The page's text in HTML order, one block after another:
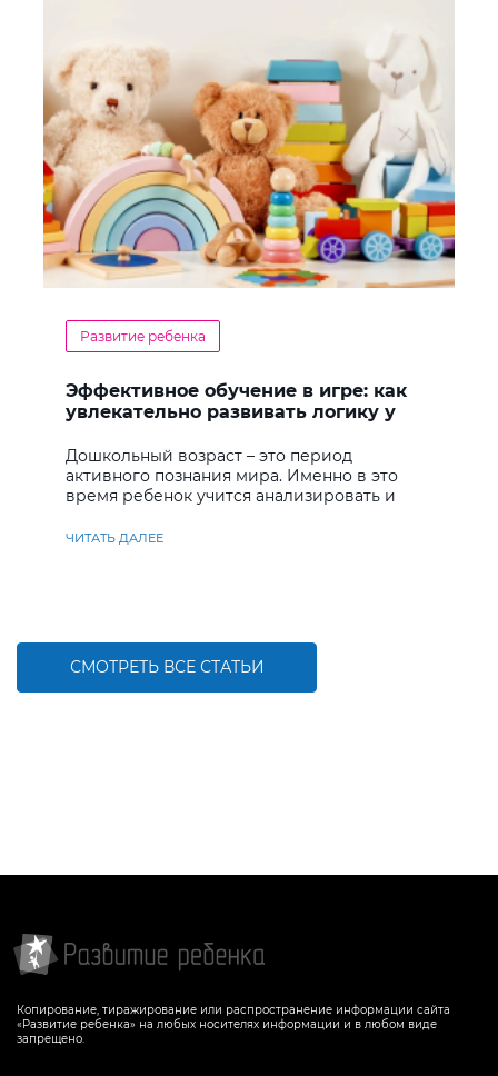
Развитие ребенка
Эффективное обучение в игре: как
увлекательно развивать логику у
Дошкольный возраст – это период
активного познания мира. Именно в это
время ребенок учится анализировать и
ЧИТАТЬ ДАЛЕЕ
СМОТРЕТЬ ВСЕ СТАТЬИ
Копирование, тиражирование или распространение информации сайта
«Развитие ребенка» на любых носителях информации и в любом виде
запрещено.